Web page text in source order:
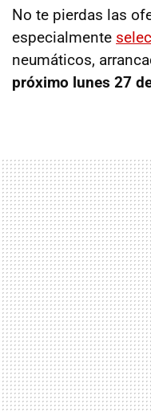
No te pierdas las
especialmente
neumáticos,
próximo lunes 27